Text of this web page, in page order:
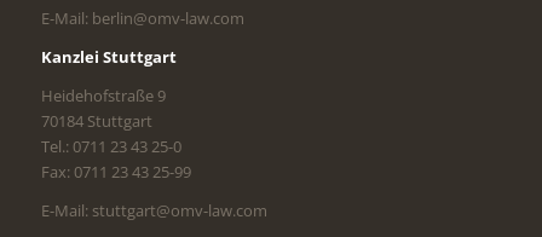
E-Mail: berlin@omv-law.com
Kanzlei Stuttgart
Heidehofstraße 9
70184 Stuttgart
Tel.: 0711 23 43 25-0
Fax: 0711 23 43 25-99
E-Mail: stuttgart@omv-law.com